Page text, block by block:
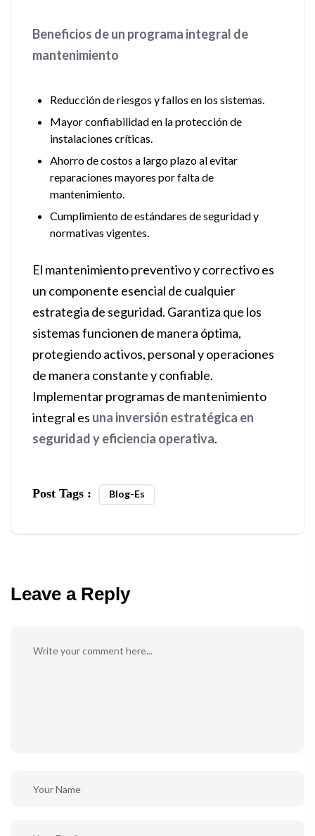
Beneficios de un programa integral de
mantenimiento
Reducción de riesgos y fallos en los sistemas.
Mayor confiabilidad en la protección de
instalaciones críticas.
Ahorro de costos a largo plazo al evitar
reparaciones mayores por falta de
mantenimiento.
Cumplimiento de estándares de seguridad y
normativas vigentes.
El mantenimiento preventivo y correctivo es
un componente esencial de cualquier
estrategia de seguridad. Garantiza que los
sistemas funcionen de manera óptima,
protegiendo activos, personal y operaciones
de manera constante y confiable.
Implementar programas de mantenimiento
integral es una inversión estratégica en
seguridad y eficiencia operativa.
Post Tags : Blog-Es
Leave a Reply